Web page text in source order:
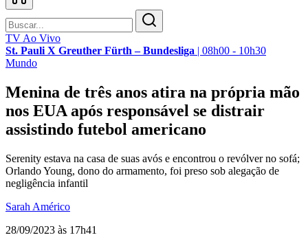
TV Ao Vivo
St. Pauli X Greuther Fürth – Bundesliga | 08h00 - 10h30
Mundo
Menina de três anos atira na própria mão
nos EUA após responsável se distrair
assistindo futebol americano
Serenity estava na casa de suas avós e encontrou o revólver no sofá;
Orlando Young, dono do armamento, foi preso sob alegação de
negligência infantil
Sarah Américo
28/09/2023 às 17h41